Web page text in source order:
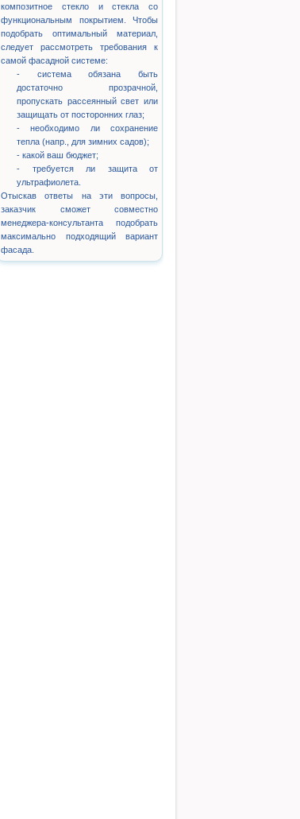
композитное стекло и стекла со
функциональным покрытием. Чтобы
подобрать оптимальный материал,
следует рассмотреть требования к
самой фасадной системе:
- система обязана быть
достаточно прозрачной,
пропускать рассеянный свет или
защищать от посторонних глаз;
- необходимо ли сохранение
тепла (напр., для зимних садов);
- какой ваш бюджет;
- требуется ли защита от
ультрафиолета.
Отыскав ответы на эти вопросы,
заказчик сможет совместно
менеджера-консультанта подобрать
максимально подходящий вариант
фасада.